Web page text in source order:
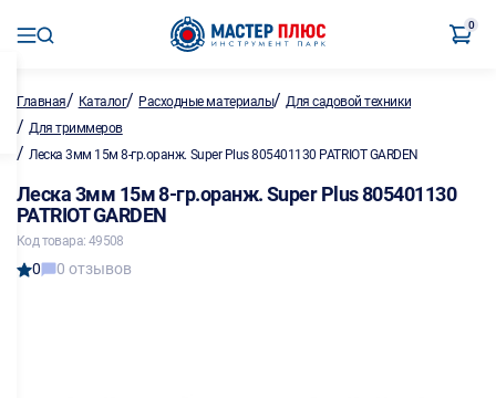
0
Главная/ Каталог/ Расходные материалы/Для садовой техники
/ Для триммеров
/ Леска 3мм 15м 8-гр.оранж. Super Plus 805401130 PATRIOT GARDEN
Леска 3мм 15м 8-гр.оранж. Super Plus 805401130
PATRIOT GARDEN
Код товара: 49508
0 0 отзывов